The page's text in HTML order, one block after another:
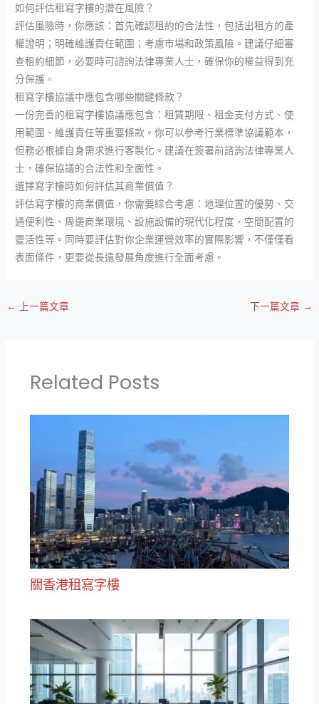
如何評估租寫字樓的潛在風險？
評估風險時，你應該：首先確認租約的合法性，包括出租方的產
權證明；明確維護責任範圍；考慮市場和政策風險。建議仔細審
查租約細節，必要時可諮詢法律專業人士，確保你的權益得到充
分保護。
租寫字樓協議中應包含哪些關鍵條款？
一份完善的租寫字樓協議應包含：租賃期限、租金支付方式、使
用範圍、維護責任等重要條款。你可以參考行業標準協議範本，
但務必根據自身需求進行客製化。建議在簽署前諮詢法律專業人
士，確保協議的合法性和全面性。
選擇寫字樓時如何評估其商業價值？
評估寫字樓的商業價值，你需要綜合考慮：地理位置的優勢、交
通便利性、周邊商業環境、設施設備的現代化程度、空間配置的
靈活性等。同時要評估對你企業運營效率的實際影響，不僅僅看
表面條件，更要從長遠發展角度進行全面考慮。
← 上一篇文章 下一篇文章 →
Related Posts
關香港租寫字樓